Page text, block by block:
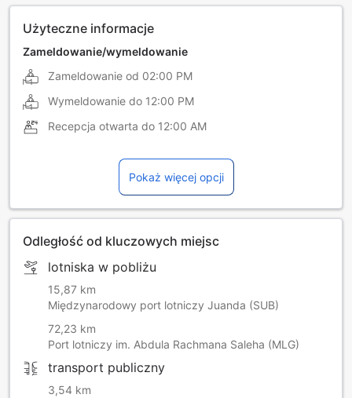
Użyteczne informacje
Zameldowanie/wymeldowanie
Zameldowanie od 02:00 PM
Wymeldowanie do 12:00 PM
Recepcja otwarta do 12:00 AM
Pokaż więcej opcji
Odległość od kluczowych miejsc
lotniska w pobliżu
15,87 km
Międzynarodowy port lotniczy Juanda (SUB)
72,23 km
Port lotniczy im. Abdula Rachmana Saleha (MLG)
transport publiczny
3,54 km